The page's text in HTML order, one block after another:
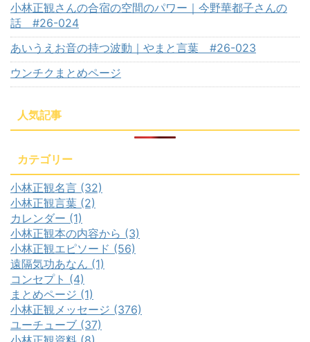
小林正観さんの合宿の空間のパワー｜今野華都子さんの
話 #26-024
あいうえお音の持つ波動｜やまと言葉 #26-023
ウンチクまとめページ
人気記事
カテゴリー
小林正観名言 (32)
小林正観言葉 (2)
カレンダー (1)
小林正観本の内容から (3)
小林正観エピソード (56)
遠隔気功あなん (1)
コンセプト (4)
まとめページ (1)
小林正観メッセージ (376)
ユーチューブ (37)